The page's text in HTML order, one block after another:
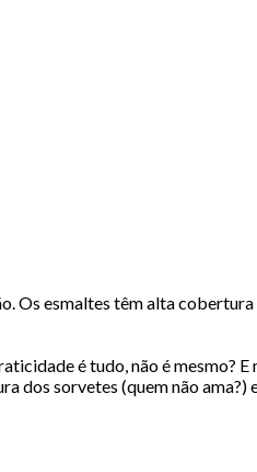
Os esmaltes têm alta
é tudo, não é mesmo? E
dos sorvetes (quem não ama?)